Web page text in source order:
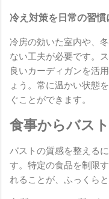
冷え対策を日常の習慣
冷房の効いた室内や、
ない工夫が必要です。
良いカーディガンを活
ょう。常に温かい状態
ぐことができます。
食事からバス
バストの質感を整える
す。特定の食品を制限
れることが、ふっくら